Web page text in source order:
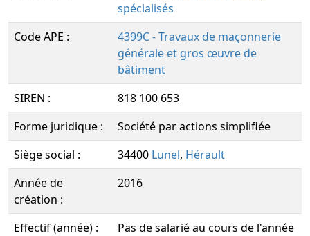
spécialisés
Code APE :
4399C - Travaux de maçonnerie
générale et gros œuvre de
bâtiment
SIREN :
818 100 653
Forme juridique :
Société par actions simplifiée
Siège social :
34400 Lunel, Hérault
Année de
création :
2016
Effectif (année) :
Pas de salarié au cours de l'année